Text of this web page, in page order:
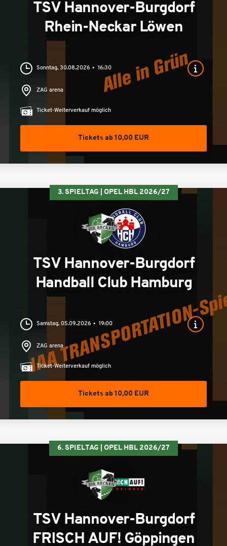
TSV Hannover-Burgdorf
Rhein-Neckar Löwen
Sonntag, 30.08.2026 16:30
ZAG arena
Ticket-Weiterverkauf möglich
Tickets ab 10,00 EUR
3. SPIELTAG | OPEL HBL 2026/27
TSV Hannover-Burgdorf
Handball Club Hamburg
Samstag, 05.09.2026 19:00
ZAG arena
Ticket-Weiterverkauf möglich
Tickets ab 10,00 EUR
6. SPIELTAG | OPEL HBL 2026/27
TSV Hannover-Burgdorf
FRISCH AUF! Göppingen